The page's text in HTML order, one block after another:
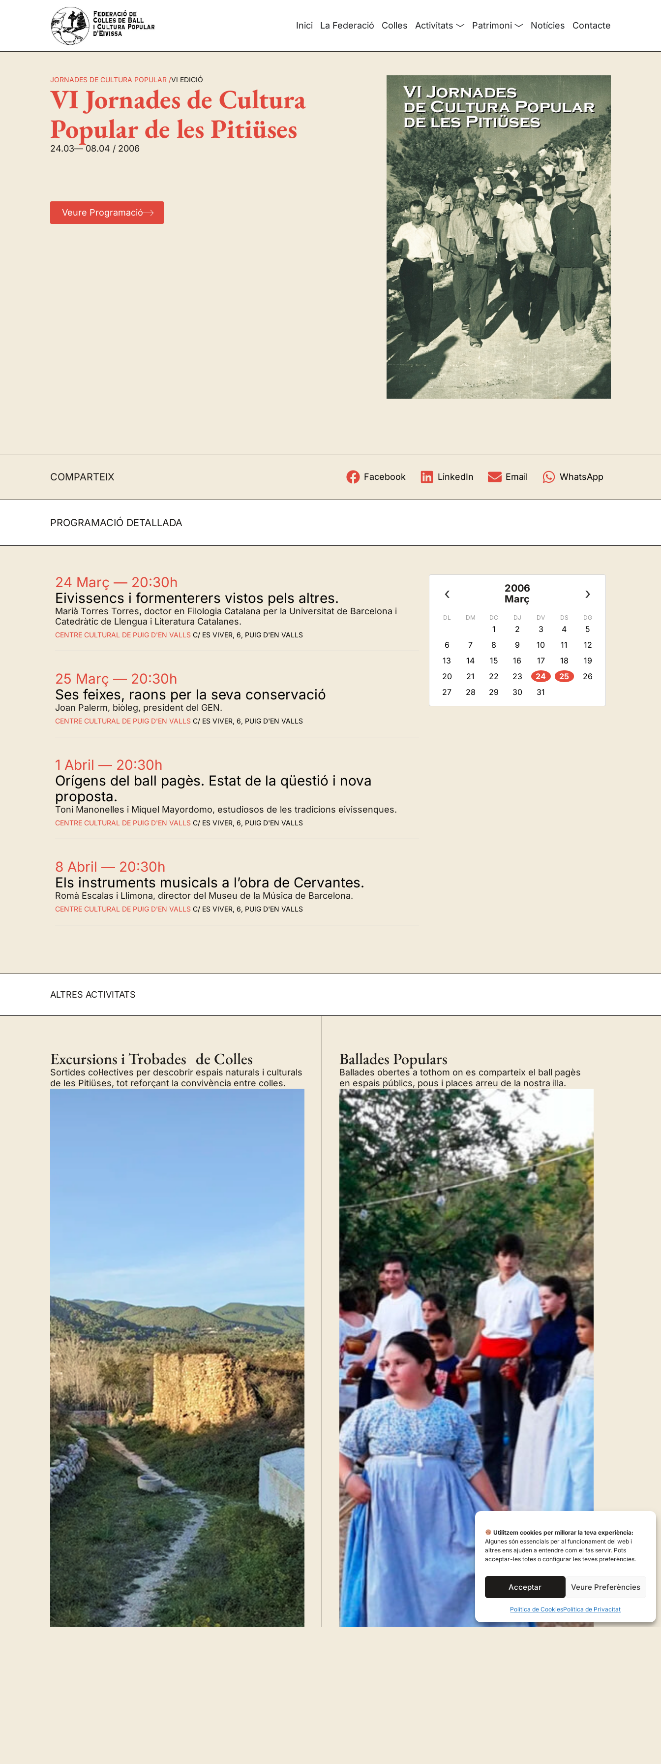
Utilitzem cookies per millorar la teva experiència:
Algunes són essencials per al funcionament del web i
altres ens ajuden a entendre com el fas servir. Pots
acceptar-les totes o configurar les teves preferències.
Acceptar Veure Preferències
Política de CookiesPolítica de Privacitat
Inici La Federació Colles Activitats Patrimoni Notícies Contacte
JORNADES DE CULTURA POPULAR /VI EDICIÓ
VI Jornades de Cultura
Popular de les Pitiüses
24.03— 08.04 / 2006
Veure Programació
COMPARTEIX Facebook LinkedIn Email WhatsApp
PROGRAMACIÓ DETALLADA
24 Març — 20:30h
Eivissencs i formenterers vistos pels altres.
Marià Torres Torres, doctor en Filologia Catalana per la Universitat de Barcelona i
Catedràtic de Llengua i Literatura Catalanes.
CENTRE CULTURAL DE PUIG D'EN VALLS C/ ES VIVER, 6, PUIG D'EN VALLS
25 Març — 20:30h
Ses feixes, raons per la seva conservació
Joan Palerm, biòleg, president del GEN.
CENTRE CULTURAL DE PUIG D'EN VALLS C/ ES VIVER, 6, PUIG D'EN VALLS
1 Abril — 20:30h
Orígens del ball pagès. Estat de la qüestió i nova
proposta.
Toni Manonelles i Miquel Mayordomo, estudiosos de les tradicions eivissenques.
CENTRE CULTURAL DE PUIG D'EN VALLS C/ ES VIVER, 6, PUIG D'EN VALLS
8 Abril — 20:30h
Els instruments musicals a l’obra de Cervantes.
Romà Escalas i Llimona, director del Museu de la Música de Barcelona.
CENTRE CULTURAL DE PUIG D'EN VALLS C/ ES VIVER, 6, PUIG D'EN VALLS
‹
2006
Març
›
DL DM DC DJ DV DS DG
1 2 3 4
5
6
7 8 9 10 11
12
13
14 15 16 17 18
19
20
21 22 23 24 25
26
27
28 29 30 31
ALTRES ACTIVITATS
Excursions i Trobades de Colles
Sortides col·lectives per descobrir espais naturals i culturals
de les Pitiüses, tot reforçant la convivència entre colles.
Ballades Populars
Ballades obertes a tothom on es comparteix el ball pagès
en espais públics, pous i places arreu de la nostra illa.